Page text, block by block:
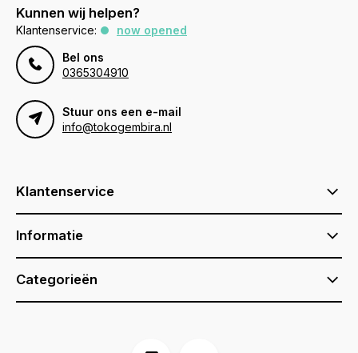
Kunnen wij helpen?
Klantenservice:
now opened
Bel ons
0365304910
Stuur ons een e-mail
info@tokogembira.nl
Klantenservice
Informatie
Categorieën